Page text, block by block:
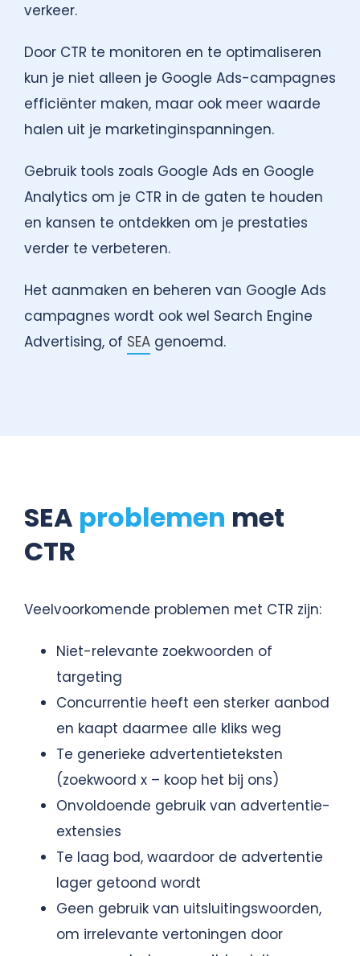
verkeer.
Door CTR te monitoren en te optimaliseren
kun je niet alleen je Google Ads-campagnes
efficiënter maken, maar ook meer waarde
halen uit je marketinginspanningen.
Gebruik tools zoals Google Ads en Google
Analytics om je CTR in de gaten te houden
en kansen te ontdekken om je prestaties
verder te verbeteren.
Het aanmaken en beheren van Google Ads
campagnes wordt ook wel Search Engine
Advertising, of SEAgenoemd.
SEA problemen met
CTR
Veelvoorkomende problemen met CTR zijn:
Niet-relevante zoekwoorden of
targeting
Concurrentie heeft een sterker aanbod
en kaapt daarmee alle kliks weg
Te generieke advertentieteksten
(zoekwoord x – koop het bij ons)
Onvoldoende gebruik van advertentie-
extensies
Te laag bod, waardoor de advertentie
lager getoond wordt
Geen gebruik van uitsluitingswoorden,
om irrelevante vertoningen door